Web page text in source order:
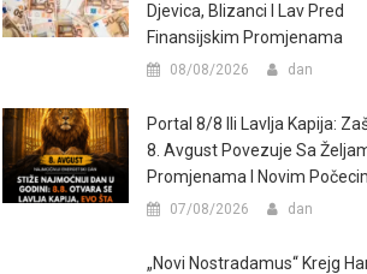
Djevica, Blizanci I Lav Pred
Finansijskim Promjenama
08/08/2026 dan
Portal 8/8 Ili Lavlja Kapija:
8. Avgust Povezuje Sa
Promjenama I Novim
07/08/2026 dan
„Novi Nostradamus“ Krejg